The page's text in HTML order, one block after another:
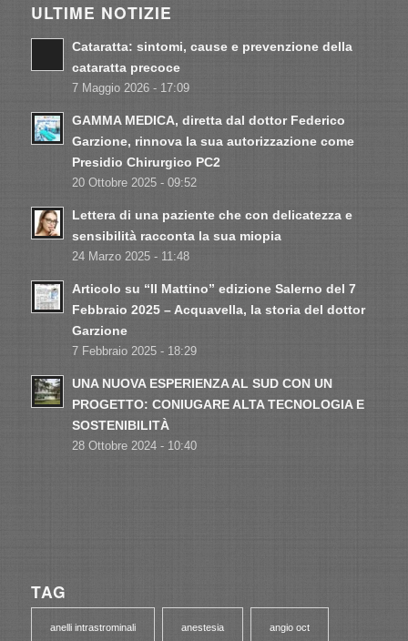
ULTIME NOTIZIE
Cataratta: sintomi, cause e prevenzione della
cataratta precoce
7 Maggio 2026 - 17:09
GAMMA MEDICA, diretta dal dottor Federico
Garzione, rinnova la sua autorizzazione come
Presidio Chirurgico PC2
20 Ottobre 2025 - 09:52
Lettera di una paziente che con delicatezza e
sensibilità racconta la sua miopia
24 Marzo 2025 - 11:48
Articolo su “Il Mattino” edizione Salerno del 7
Febbraio 2025 – Acquavella, la storia del dottor
Garzione
7 Febbraio 2025 - 18:29
UNA NUOVA ESPERIENZA AL SUD CON UN
PROGETTO: CONIUGARE ALTA TECNOLOGIA E
SOSTENIBILITÀ
28 Ottobre 2024 - 10:40
TAG
anelli intrastrominali anestesia angio oct